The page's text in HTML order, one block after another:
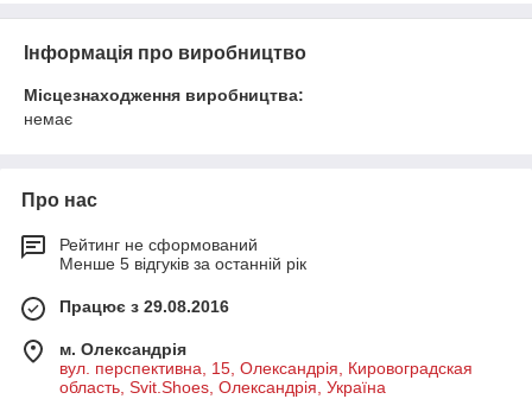
Інформація про виробництво
Місцезнаходження виробництва:
немає
Про нас
Рейтинг не сформований
Менше 5 відгуків за останній рік
Працює з 29.08.2016
м. Олександрія
вул. перспективна, 15, Олександрія, Кировоградская
область, Svit.Shoes, Олександрія, Україна